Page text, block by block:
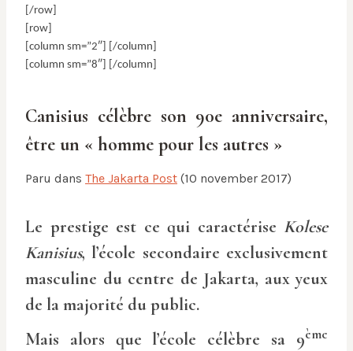
[/row]
[row]
[column sm=”2″] [/column]
[column sm=”8″] [/column]
Canisius célèbre son 90e anniversaire,
être un « homme pour les autres »
Paru dans The Jakarta Post (10 november 2017)
Le prestige est ce qui caractérise Kolese
Kanisius, l’école secondaire exclusivement
masculine du centre de Jakarta, aux yeux
de la majorité du public.
Mais alors que l’école célèbre sa 9ème